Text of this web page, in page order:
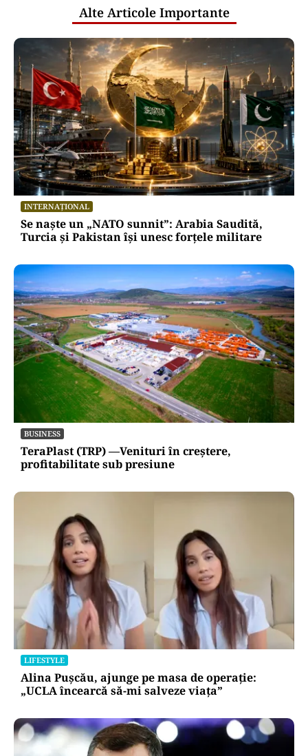
Alte Articole Importante
INTERNAȚIONAL
Se naște un „NATO sunnit”: Arabia Saudită,
Turcia și Pakistan își unesc forțele militare
BUSINESS
TeraPlast (TRP) —Venituri în creștere,
profitabilitate sub presiune
LIFESTYLE
Alina Pușcău, ajunge pe masa de operație:
„UCLA încearcă să-mi salveze viața”